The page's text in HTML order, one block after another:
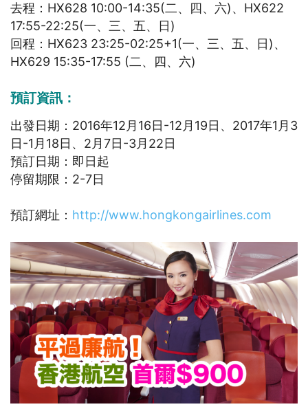
去程：HX628 10:00-14:35(二、四、六)、HX622
17:55-22:25(一、三、五、日)
回程：HX623 23:25-02:25+1(一、三、五、日)、
HX629 15:35-17:55 (二、四、六)
預訂資訊：
出發日期：2016年12月16日-12月19日、2017年1月3
日-1月18日、2月7日-3月22日
預訂日期：即日起
停留期限：2-7日
預訂網址： http://www.hongkongairlines.com